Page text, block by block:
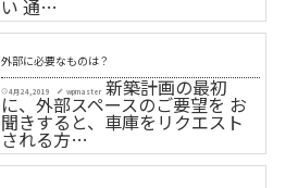
い 通…
外部に必要なものは？
schedule 4月 24, 2019 create wpmaster 新築計画の最初
に、外部スペースのご要望を お
聞きすると、車庫をリクエスト
される方…